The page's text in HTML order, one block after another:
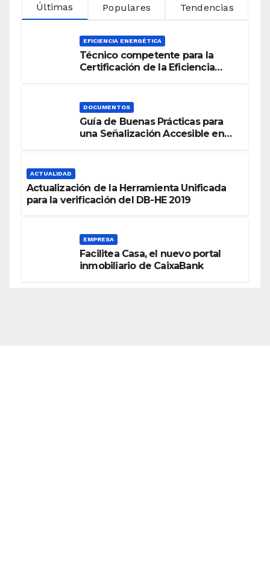
Últimas Populares Tendencias
EFICIENCIA ENERGÉTICA
Técnico competente para la
Certificación de la Eficiencia
DOCUMENTOS
Guía de Buenas Prácticas para
una Señalización Accesible en
ACTUALIDAD
Actualización de la Herramienta Unificada
para la verificación del DB-HE 2019
EMPRESA
Facilitea Casa, el nuevo portal
inmobiliario de CaixaBank